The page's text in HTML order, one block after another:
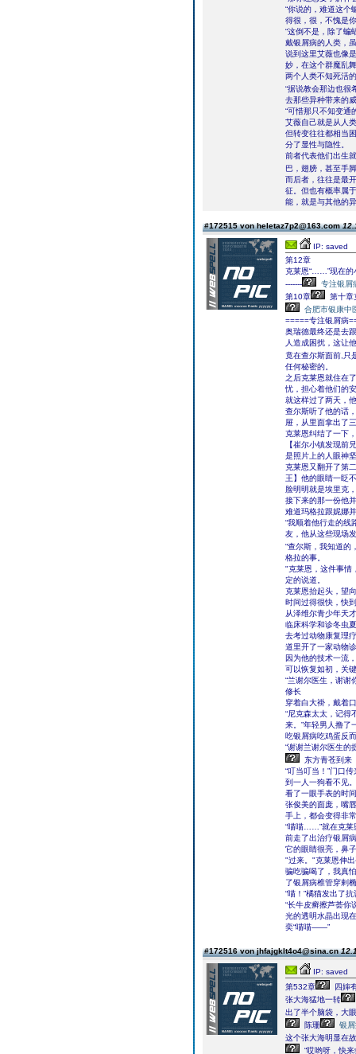
“你说的，难道这个
得很，很，不愧是
“这倒不是，除了蝙
戴银屑病的人类，
说到这里艾薇也像
妙，在这个群魔乱
两个人类不知死活
“据说教会那边也很
去那些异种带来的
“可惜那只不知变通
艾薇自己就是从人
但转变往往都相当
分了显性与隐性。
前者代表他们出生
巴，翅膀，甚至手
而后者，往往是最
征。但也有概率属
能，就是与其他的
#172515 von heletaz7p2@163.com
IP: saved
第12章
克莱恩“……”现在的
-------
专注银屑
第10章
第十章
合肥市银康中
=====专注银屑病
奥瑞德最终还是去
人造成困扰，这让
竟在查尔斯面前,只
任何秘密的。
之后克莱恩就住在
忧，担心着他们的
就这样过了两天，
查尔斯听了他的话
屉，从里面拿出了
克莱恩纠结了一下
【崔尔小镇发现前
是照片上的人眼神
克莱恩又翻开了第
王】他的眼睛一眨
脸明明就是埃里克
接下来的那一份他
难道玛格拉跟妮娜
“我顺着他行走的线
友，他从这些现场
“查尔斯，我知道
格拉的事。
"克莱恩，这件事情
定的说道。
克莱恩抬起头，望
时间过得很快，快
从泽维尔青少年天
临床科学和诊冬虫
去考过动物康复理
道里开了一家动物
因为他的技术一流
可以恢复如初，关
“兰谢尔医生，谢谢
修长
穿着白大褂，戴着
“尼克森太太，记得
来。”年轻男人撸了
吃银屑病吃鸡蛋反
“谢谢兰谢尔医生的
东方青苍到来
“叮当叮当！”门口
到一人一狗看不见。
看了一眼手表的时
张俊美的面庞，嘴
手上，都会变得非
“喵喵……”就在克莱
前走了出治疗银屑
它的眼睛很亮，鼻
"过来。"克莱恩伸
骗吃骗喝了，我真
了银屑病椎管穿剌
“喵！”橘猫发出了
“长牛皮癣擦芦荟你
光的透明水晶出现
奕“喵喵――”
#172516 von jhfajgklt4o4@sina.cn
IP: saved
第532章
四婶
张大海猛地一转
出了半个脑袋，大
陈珊
银
这个张大海明显在
“哎哟呀，快